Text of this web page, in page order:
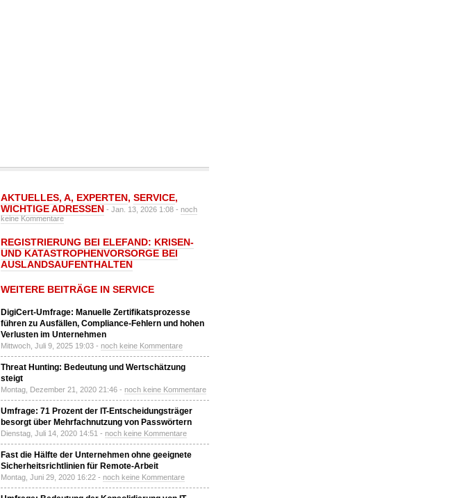
AKTUELLES, A, EXPERTEN, SERVICE,
WICHTIGE ADRESSEN - Jan. 13, 2026 1:08 - noch
keine Kommentare
REGISTRIERUNG BEI ELEFAND: KRISEN-
UND KATASTROPHENVORSORGE BEI
AUSLANDSAUFENTHALTEN
WEITERE BEITRÄGE IN SERVICE
DigiCert-Umfrage: Manuelle Zertifikatsprozesse
führen zu Ausfällen, Compliance-Fehlern und hohen
Verlusten im Unternehmen
Mittwoch, Juli 9, 2025 19:03 - noch keine Kommentare
Threat Hunting: Bedeutung und Wertschätzung
steigt
Montag, Dezember 21, 2020 21:46 - noch keine Kommentare
Umfrage: 71 Prozent der IT-Entscheidungsträger
besorgt über Mehrfachnutzung von Passwörtern
Dienstag, Juli 14, 2020 14:51 - noch keine Kommentare
Fast die Hälfte der Unternehmen ohne geeignete
Sicherheitsrichtlinien für Remote-Arbeit
Montag, Juni 29, 2020 16:22 - noch keine Kommentare